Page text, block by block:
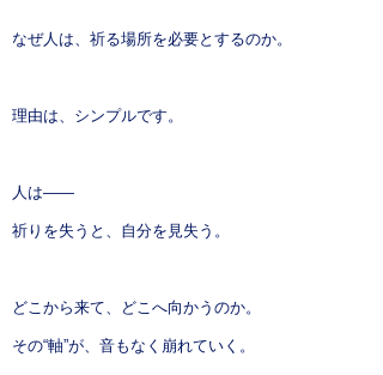
なぜ人は、祈る場所を必要とするのか。
理由は、シンプルです。
人は——
祈りを失うと、自分を見失う。
どこから来て、どこへ向かうのか。
その“軸”が、音もなく崩れていく。